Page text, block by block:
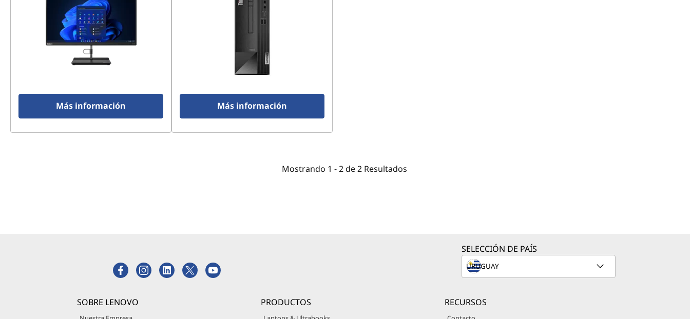
Más información Más información
Mostrando 1 -2 de 2 Resultados
SELECCIÓN DE PAÍS
SOBRE LENOVO PRODUCTOS RECURSOS